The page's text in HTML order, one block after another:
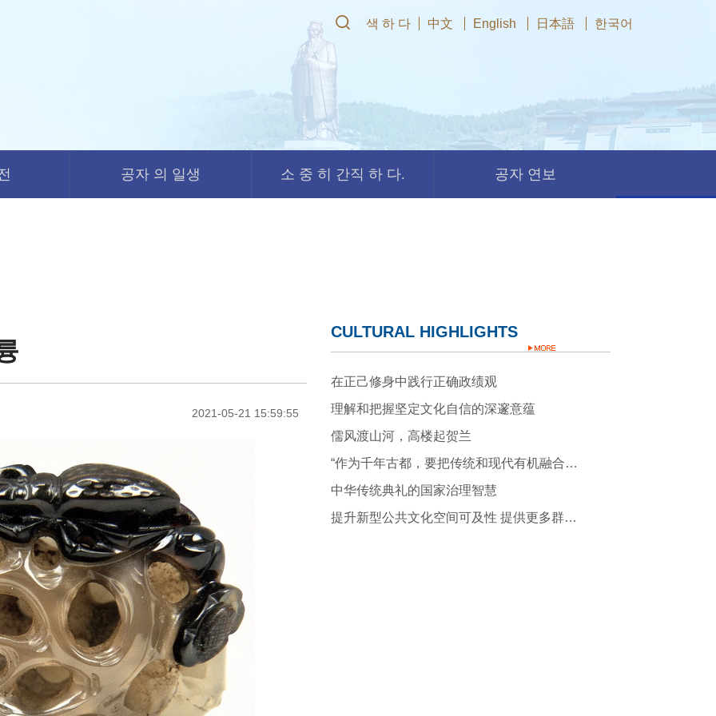
색 하 다 中文 English 日本語 한국어
공자 의 일생 소 중 히 간직 하 다. 공자 연보
2021-05-21 15:59:55
CULTURAL HIGHLIGHTS
在正己修身中践行正确政绩观
理解和把握坚定文化自信的深邃意蕴
儒风渡山河，高楼起贺兰
“作为千年古都，要把传统和现代有机融合在一起”
中华传统典礼的国家治理智慧
提升新型公共文化空间可及性 提供更多群众身边的文化服务